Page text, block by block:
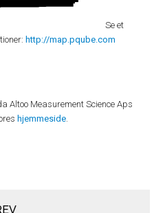
Se et
http://map.pqube.com
Altoo Measurement Science Aps
hjemmeside